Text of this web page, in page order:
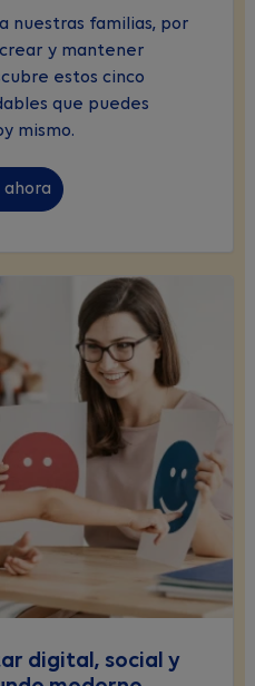
nuestras familias, por
y mantener
estos cinco
que puedes
mismo.
digital, social y